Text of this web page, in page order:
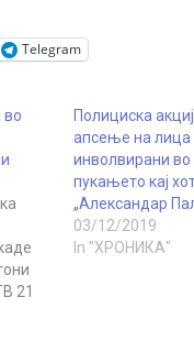
Telegram
во
21
Полициска
апсење на лица
инволвирани во
пукањето кај
„Александар
03/12/2019
In "ХРОНИКА"